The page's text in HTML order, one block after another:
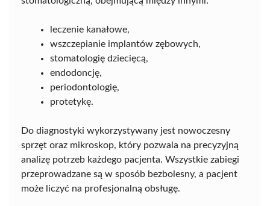
leczenie kanałowe,
wszczepianie implantów zębowych,
stomatologię dziecięcą,
endodoncję,
periodontologię,
protetykę.
Do diagnostyki wykorzystywany jest nowoczesny
sprzęt oraz mikroskop, który pozwala na precyzyjną
analizę potrzeb każdego pacjenta. Wszystkie zabiegi
przeprowadzane są w sposób bezbolesny, a pacjent
może liczyć na profesjonalną obsługę.